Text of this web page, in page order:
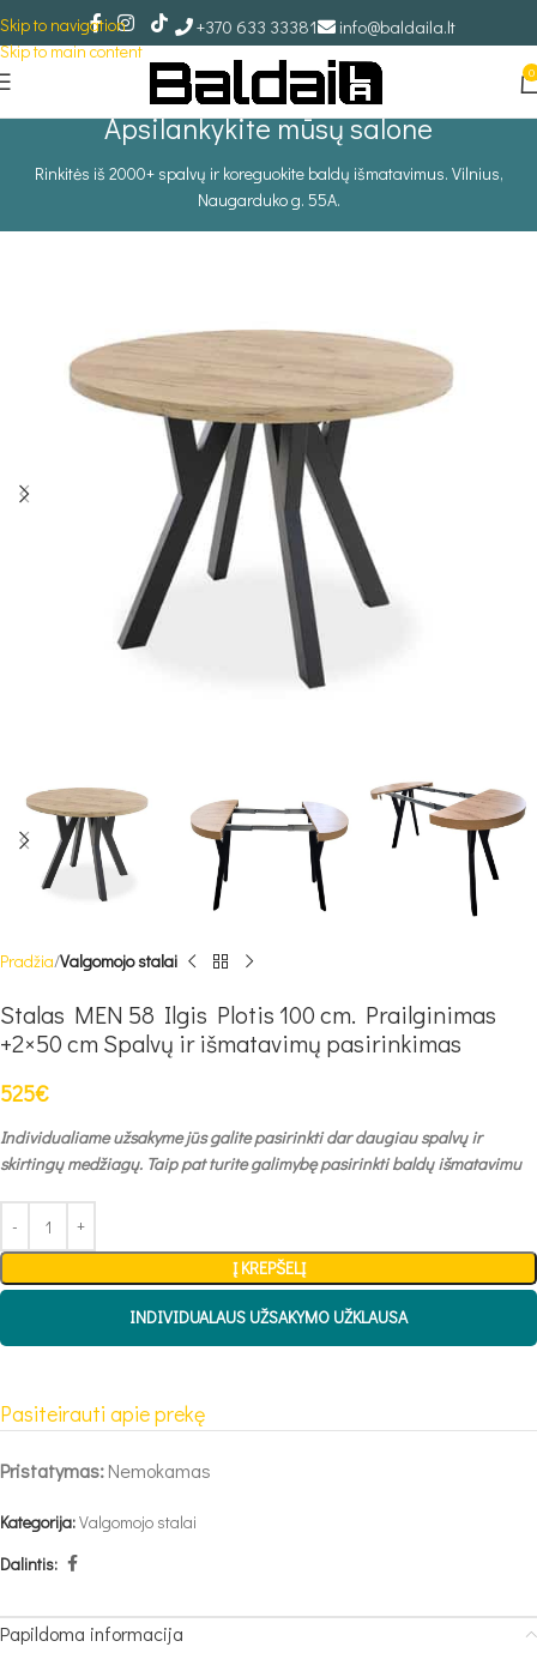
Skip to navigation
Skip to main content
+370 633 33381 info@baldaila.lt
0
Apsilankykite mūsų salone
Rinkitės iš 2000+ spalvų ir koreguokite baldų išmatavimus. Vilnius,
Naugarduko g. 55A.
Pradžia Valgomojo stalai
Stalas MEN 58 Ilgis Plotis 100 cm. Prailginimas
+2×50 cm Spalvų ir išmatavimų pasirinkimas
525€
Individualiame užsakyme jūs galite pasirinkti dar daugiau spalvų ir
skirtingų medžiagų. Taip pat turite galimybę pasirinkti baldų išmatavimu
Į KREPŠELĮ
INDIVIDUALAUS UŽSAKYMO UŽKLAUSA
Pasiteirauti apie prekę
Pristatymas:Nemokamas
Kategorija:Valgomojo stalai
Dalintis:
Papildoma informacija